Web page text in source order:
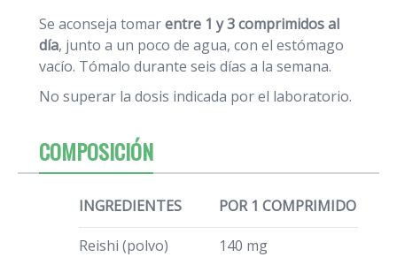
Se aconseja tomarentre 1 y 3 comprimidos al
día, junto a un poco de agua, con el estómago
vacío. Tómalo durante seis días a la semana.
No superar la dosis indicada por el laboratorio.
COMPOSICIÓN
INGREDIENTES POR 1 COMPRIMIDO
Reishi (polvo)
140 mg